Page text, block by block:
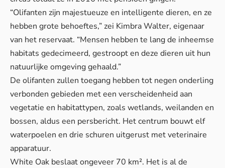
“Olifanten zijn majestueuze en intelligente dieren, en ze
hebben grote behoeftes,” zei Kimbra Walter, eigenaar
van het reservaat. “Mensen hebben te lang de inheemse
habitats gedecimeerd, gestroopt en deze dieren uit hun
natuurlijke omgeving gehaald.”
De olifanten zullen toegang hebben tot negen onderling
verbonden gebieden met een verscheidenheid aan
vegetatie en habitattypen, zoals wetlands, weilanden en
bossen, aldus een persbericht. Het centrum bouwt elf
waterpoelen en drie schuren uitgerust met veterinaire
apparatuur.
White Oak beslaat ongeveer 70 km². Het is al de